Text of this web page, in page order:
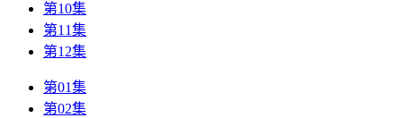
第10集
第11集
第12集
第01集
第02集